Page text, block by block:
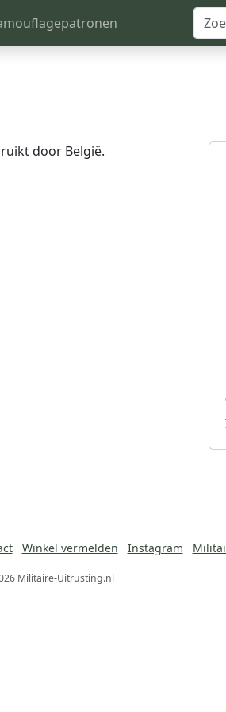
door België.
Winkel vermelden Instagram
Militaire-Uitrusting.nl